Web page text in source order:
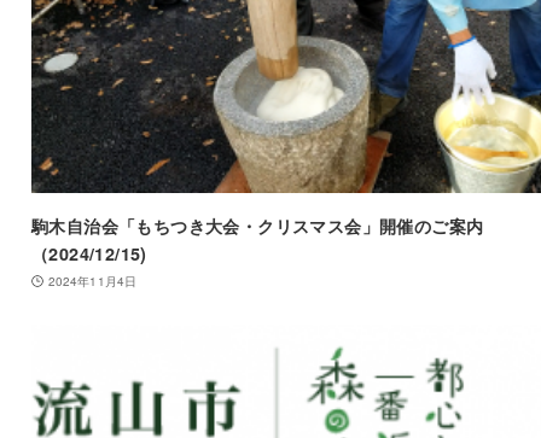
駒木自治会「もちつき大会・クリスマス会」開催のご案内
（2024/12/15)
2024年11月4日